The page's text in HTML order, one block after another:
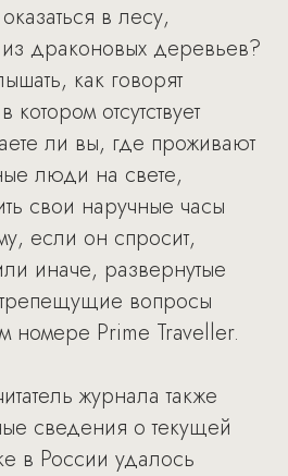
в лесу,
драконовых деревьев?
как говорят
отсутствует
ли вы, где проживают
люди на свете,
свои наручные часы
если он спросит,
иначе, развернутые
вопросы
номере Prime Traveller.
журнала также
сведения о текущей
в России удалось